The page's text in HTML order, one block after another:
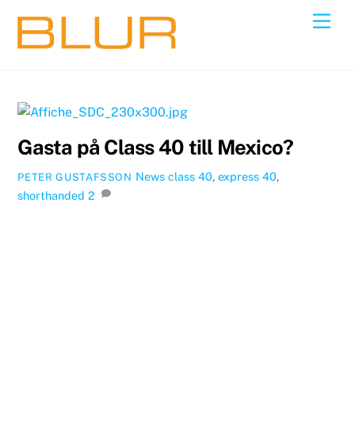
content
Gasta på Class 40 till Mexico?
PETER GUSTAFSSON News class 40, express 40,
shorthanded 2